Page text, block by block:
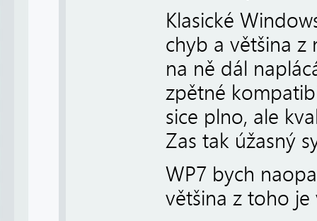
Klasické
chyb a většina z
na ně dál
zpětné
sice plno, ale
Zas tak úžasný
WP7 bych
většina z toho je